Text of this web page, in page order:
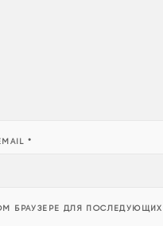
*
БРАУЗЕРЕ ДЛЯ